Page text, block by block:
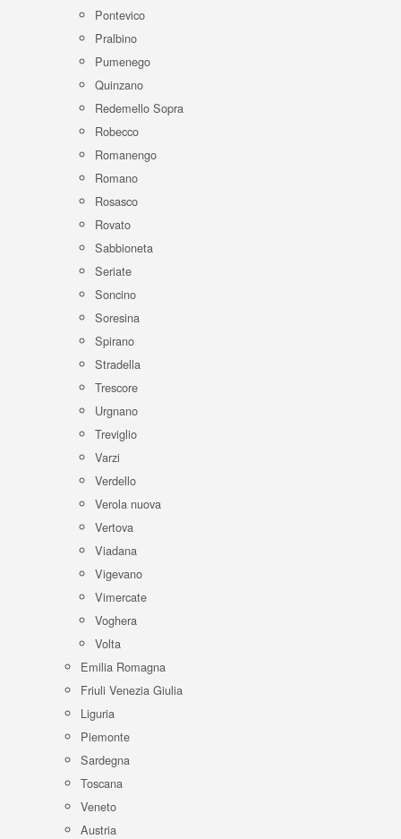
Pontevico
Pralbino
Pumenego
Quinzano
Redemello Sopra
Robecco
Romanengo
Romano
Rosasco
Rovato
Sabbioneta
Seriate
Soncino
Soresina
Spirano
Stradella
Trescore
Urgnano
Treviglio
Varzi
Verdello
Verola nuova
Vertova
Viadana
Vigevano
Vimercate
Voghera
Volta
Emilia Romagna
Friuli Venezia Giulia
Liguria
Piemonte
Sardegna
Toscana
Veneto
Austria